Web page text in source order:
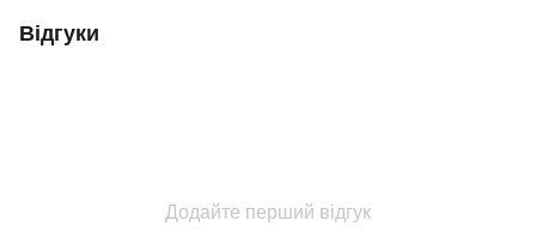
Відгуки
Додайте перший відгук